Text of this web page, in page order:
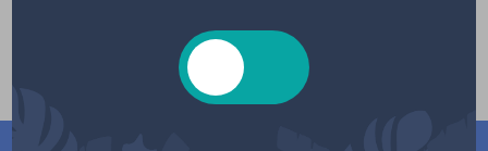
qui à réception, effectuera un rapport et une
demande d’intervention auprès de cette société.